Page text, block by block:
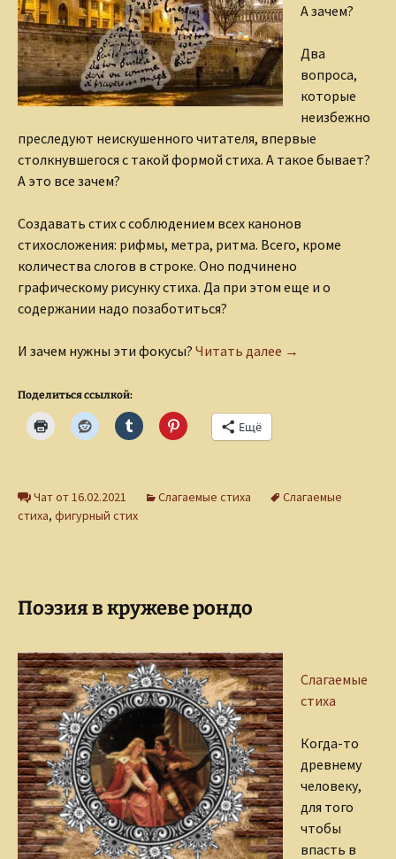
А зачем?
Два
вопроса,
которые
неизбежно
преследуют неискушенного читателя, впервые
столкнувшегося с такой формой стиха. А такое бывает?
А это все зачем?
Создавать стих с соблюдением всех канонов
стихосложения: рифмы, метра, ритма. Всего, кроме
количества слогов в строке. Оно подчинено
графическому рисунку стиха. Да при этом еще и о
содержании надо позаботиться?
И зачем нужны эти фокусы? Читать далее Каллиграмма,
→
Поделиться ссылкой:
Ещё
Чат от 16.02.2021 Слагаемые стиха
Слагаемые
стиха, фигурный стих
Поэзия в кружеве рондо
Слагаемые
стиха
Когда-то
древнему
человеку,
для того
чтобы
впасть в